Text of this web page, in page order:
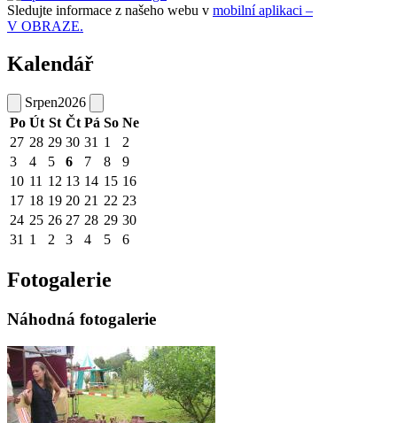
Sledujte informace z našeho webu v mobilní aplikaci –
V OBRAZE.
Kalendář
Srpen2026
Po Út St Čt Pá So Ne
27 28 29 30 31 1
2
3
4 5 6 7 8
9
10 11 12 13 14 15 16
17 18 19 20 21 22 23
24 25 26 27 28 29 30
31 1 2 3 4 5 6
Fotogalerie
Náhodná fotogalerie